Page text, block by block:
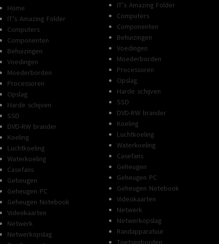
Home
IT’s Amazing Folder
Computers
Componenten
Behuizingen
Voedingen
Moederborden
Processoren
Opslag
Harde schijven
SSD
DVD-RW brander
Koeling
Luchtkoeling
Waterkoeling
Casefans
Geheugen
Geheugen PC
Geheugen Notebook
Videokaarten
Netwerk
Netwerkopslag
IT’s Amazing Folder
Computers
Componenten
Behuizingen
Voedingen
Moederborden
Processoren
Opslag
Harde schijven
SSD
DVD-RW brander
Koeling
Luchtkoeling
Waterkoeling
Casefans
Geheugen
Geheugen PC
Geheugen Notebook
Videokaarten
Netwerk
Netwerkopslag
Randapparatuur